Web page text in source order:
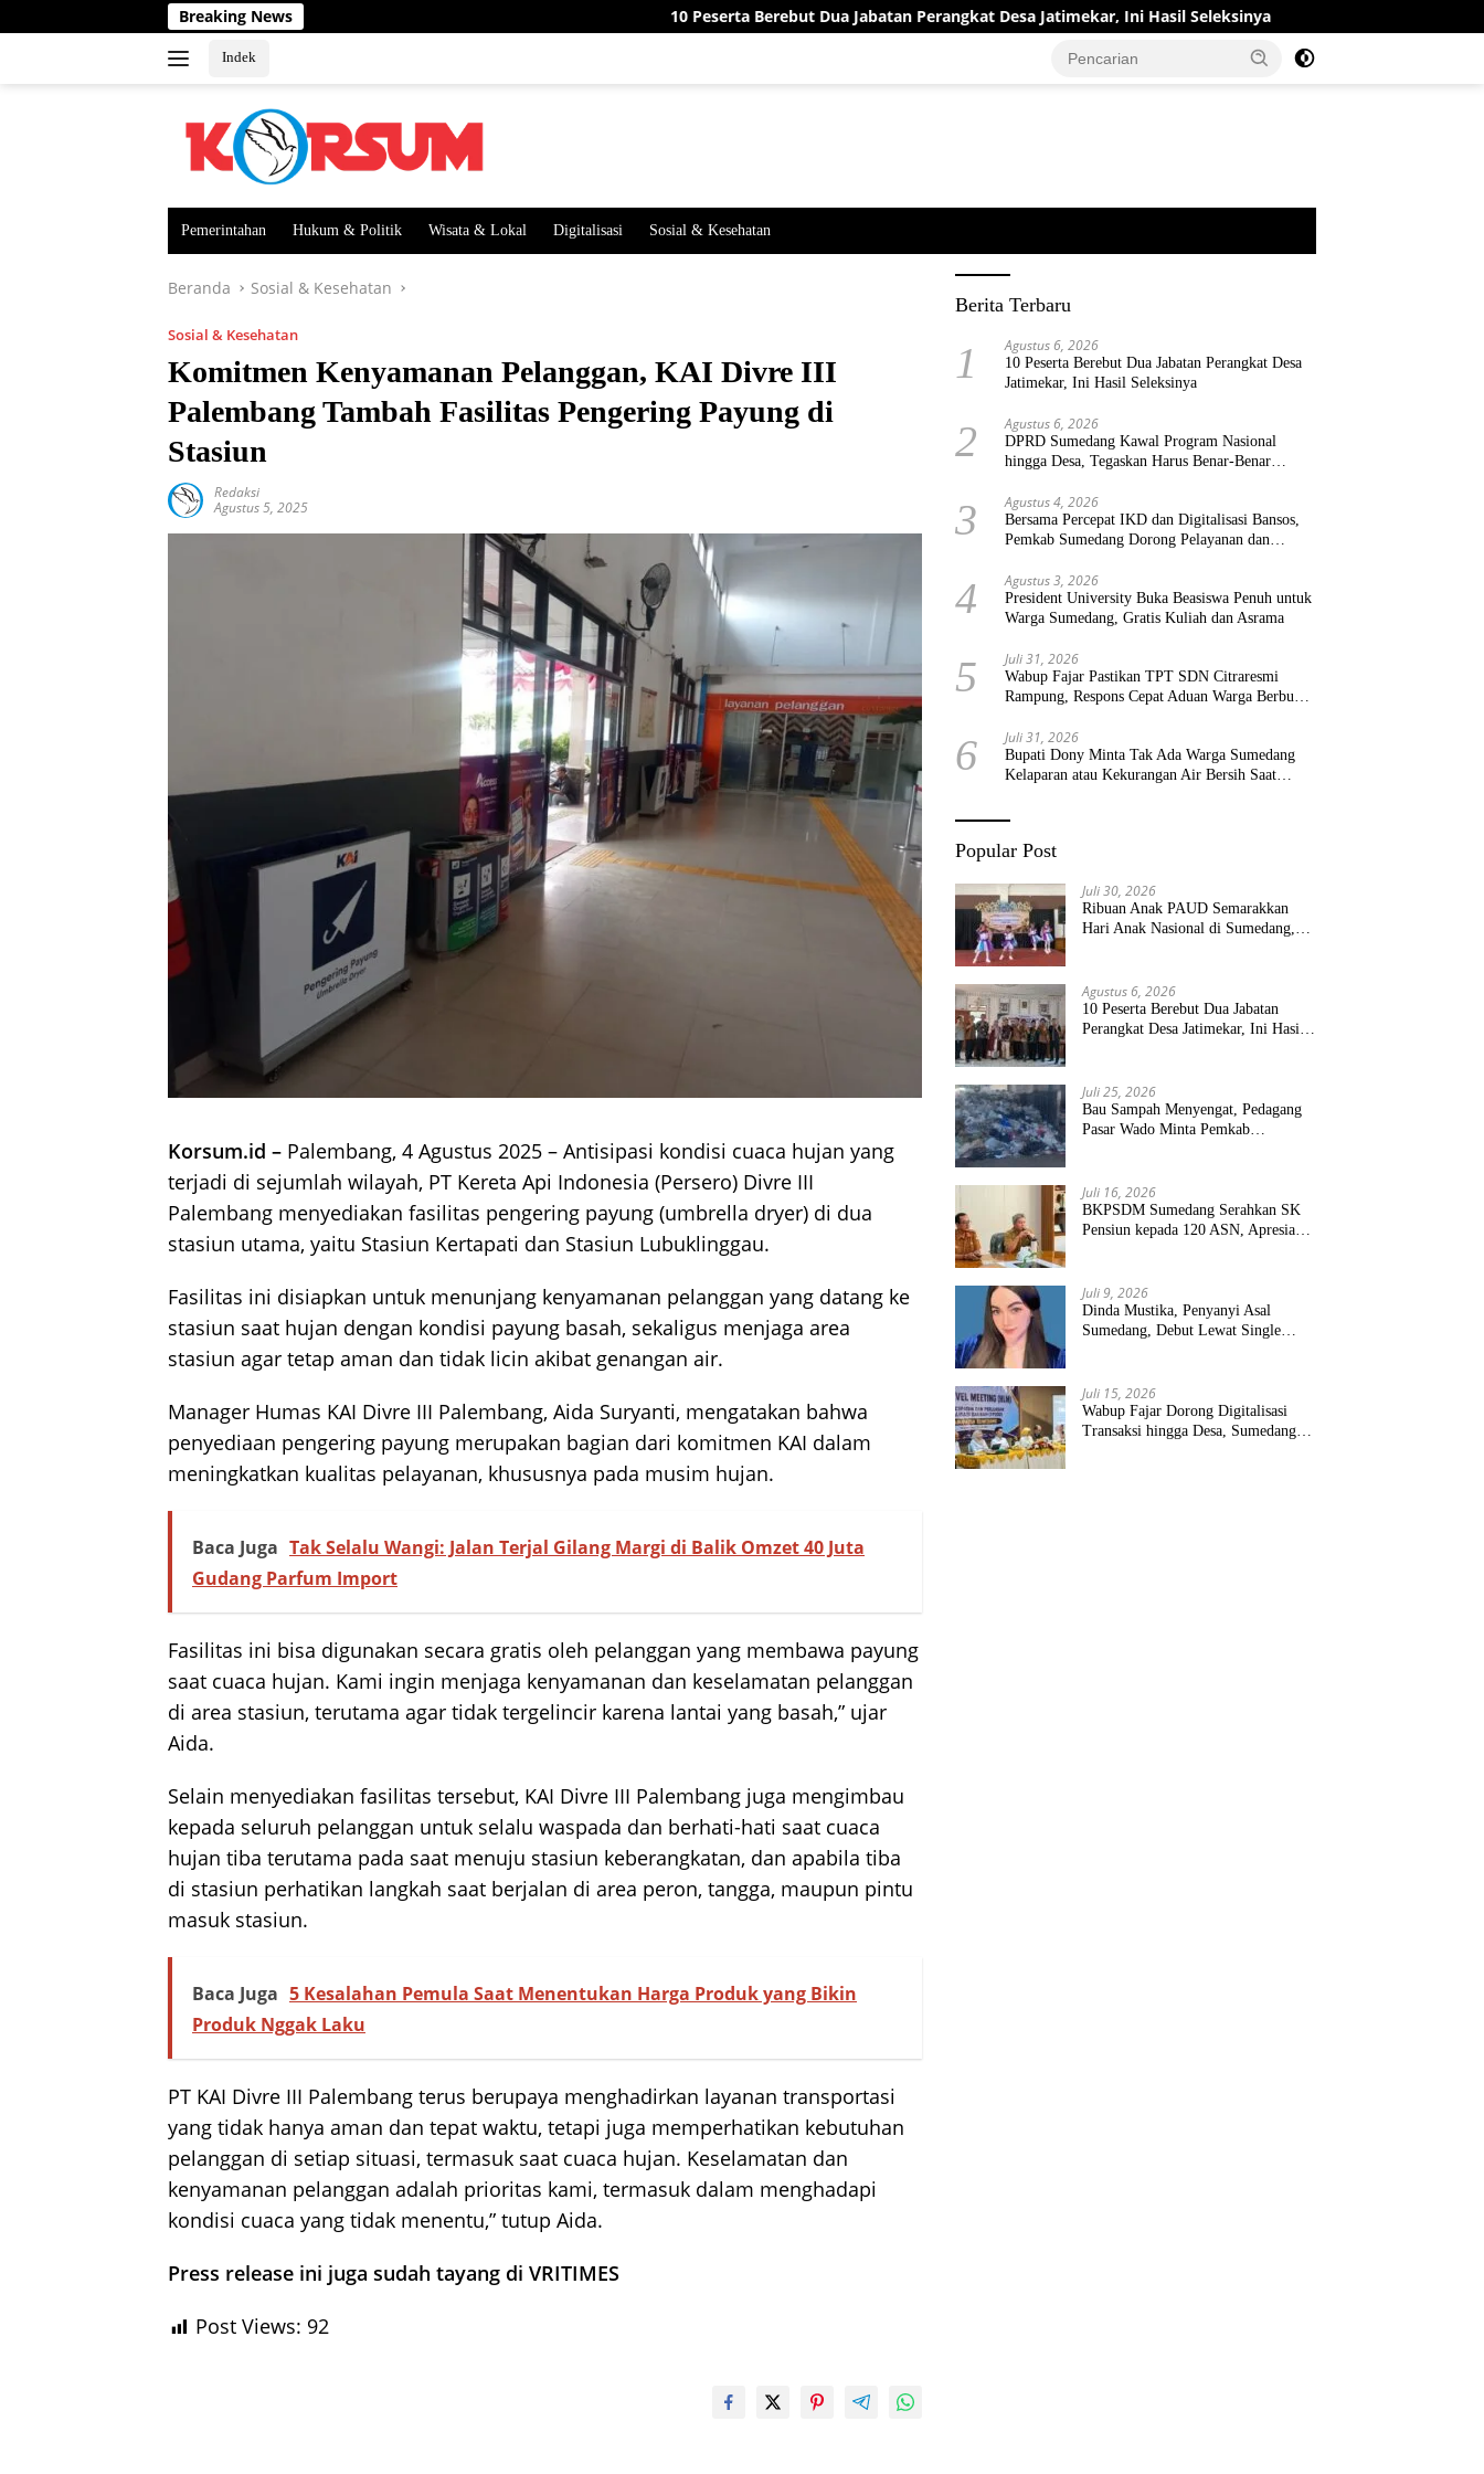
ke
Breaking News 10 Peserta Berebut Dua Jabatan Perangkat Desa Jatimekar, Ini Hasil Seleksinya DPRD Sumedang Kawal
Indek
Pemerintahan Hukum & Politik Wisata & Lokal Digitalisasi Sosial & Kesehatan
Beranda Sosial & Kesehatan
Sosial & Kesehatan
Komitmen Kenyamanan Pelanggan, KAI Divre III
Palembang Tambah Fasilitas Pengering Payung di
Stasiun
Redaksi
Agustus 5, 2025
Korsum.id – Palembang, 4 Agustus 2025 – Antisipasi kondisi cuaca hujan yang
terjadi di sejumlah wilayah, PT Kereta Api Indonesia (Persero) Divre III
Palembang menyediakan fasilitas pengering payung (umbrella dryer) di dua
stasiun utama, yaitu Stasiun Kertapati dan Stasiun Lubuklinggau.
Fasilitas ini disiapkan untuk menunjang kenyamanan pelanggan yang datang ke
stasiun saat hujan dengan kondisi payung basah, sekaligus menjaga area
stasiun agar tetap aman dan tidak licin akibat genangan air.
Manager Humas KAI Divre III Palembang, Aida Suryanti, mengatakan bahwa
penyediaan pengering payung merupakan bagian dari komitmen KAI dalam
meningkatkan kualitas pelayanan, khususnya pada musim hujan.
Baca Juga Tak Selalu Wangi: Jalan Terjal Gilang Margi di Balik Omzet 40 Juta
Gudang Parfum Import
Fasilitas ini bisa digunakan secara gratis oleh pelanggan yang membawa payung
saat cuaca hujan. Kami ingin menjaga kenyamanan dan keselamatan pelanggan
di area stasiun, terutama agar tidak tergelincir karena lantai yang basah,” ujar
Aida.
Selain menyediakan fasilitas tersebut, KAI Divre III Palembang juga mengimbau
kepada seluruh pelanggan untuk selalu waspada dan berhati-hati saat cuaca
hujan tiba terutama pada saat menuju stasiun keberangkatan, dan apabila tiba
di stasiun perhatikan langkah saat berjalan di area peron, tangga, maupun pintu
masuk stasiun.
Baca Juga 5 Kesalahan Pemula Saat Menentukan Harga Produk yang Bikin
Produk Nggak Laku
PT KAI Divre III Palembang terus berupaya menghadirkan layanan transportasi
yang tidak hanya aman dan tepat waktu, tetapi juga memperhatikan kebutuhan
pelanggan di setiap situasi, termasuk saat cuaca hujan. Keselamatan dan
kenyamanan pelanggan adalah prioritas kami, termasuk dalam menghadapi
kondisi cuaca yang tidak menentu,” tutup Aida.
Press release ini juga sudah tayang di VRITIMES
Post Views: 92
Berita Terbaru
1 Agustus 6, 2026
10 Peserta Berebut Dua Jabatan Perangkat Desa
Jatimekar, Ini Hasil Seleksinya
2 Agustus 6, 2026
DPRD Sumedang Kawal Program Nasional
hingga Desa, Tegaskan Harus Benar-Benar
3 Agustus 4, 2026
Bersama Percepat IKD dan Digitalisasi Bansos,
Pemkab Sumedang Dorong Pelayanan dan
4 Agustus 3, 2026
President University Buka Beasiswa Penuh untuk
Warga Sumedang, Gratis Kuliah dan Asrama
5 Juli 31, 2026
Wabup Fajar Pastikan TPT SDN Citraresmi
Rampung, Respons Cepat Aduan Warga Berbuah
6 Juli 31, 2026
Bupati Dony Minta Tak Ada Warga Sumedang
Kelaparan atau Kekurangan Air Bersih Saat
Popular Post
Juli 30, 2026
Ribuan Anak PAUD Semarakkan
Hari Anak Nasional di Sumedang,
Agustus 6, 2026
10 Peserta Berebut Dua Jabatan
Perangkat Desa Jatimekar, Ini Hasil
Juli 25, 2026
Bau Sampah Menyengat, Pedagang
Pasar Wado Minta Pemkab
Juli 16, 2026
BKPSDM Sumedang Serahkan SK
Pensiun kepada 120 ASN, Apresiasi
Juli 9, 2026
Dinda Mustika, Penyanyi Asal
Sumedang, Debut Lewat Single
Juli 15, 2026
Wabup Fajar Dorong Digitalisasi
Transaksi hingga Desa, Sumedang